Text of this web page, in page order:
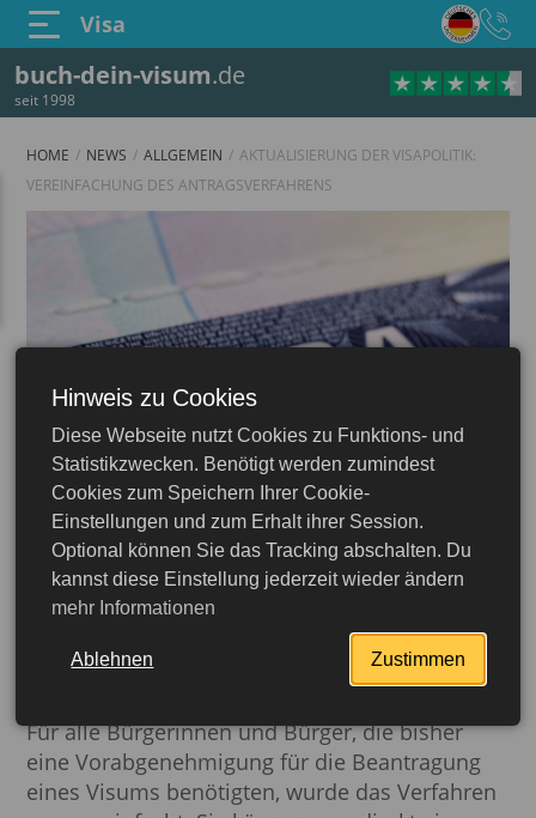
buch-dein-visum.de
seit 1998
Visa
HOME NEWS ALLGEMEIN
AKTUALISIERUNG DER VISAPOLITIK:
VEREINFACHUNG DES ANTRAGSVERFAHRENS
20.07.2024
Aktualisierung der
Visapolitik: Vereinfachung
des Antragsverfahrens
Für alle Bürgerinnen und Bürger, die bisher
eine Vorabgenehmigung für die Beantragung
eines Visums benötigten, wurde das Verfahren
Hinweis zu Cookies
Diese Webseite nutzt Cookies zu Funktions- und
Statistikzwecken. Benötigt werden zumindest
Cookies zum Speichern Ihrer Cookie-
Einstellungen und zum Erhalt ihrer Session.
Optional können Sie das Tracking abschalten. Du
kannst diese Einstellung jederzeit wieder ändern
mehr Informationen
Ablehnen Zustimmen